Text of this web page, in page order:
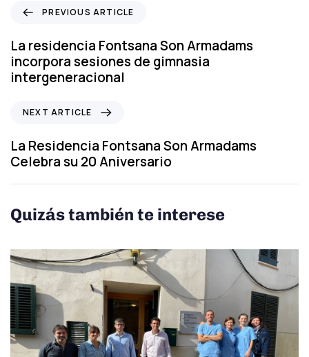
e
v
i
o
r
t
i
l
PREVIOUS ARTICLE
La residencia Fontsana Son Armadams
incorpora sesiones de gimnasia
intergeneracional
x
t
A
r
i
l
e
NEXT ARTICLE
La Residencia Fontsana Son Armadams
Celebra su 20 Aniversario
Quizás también te interese